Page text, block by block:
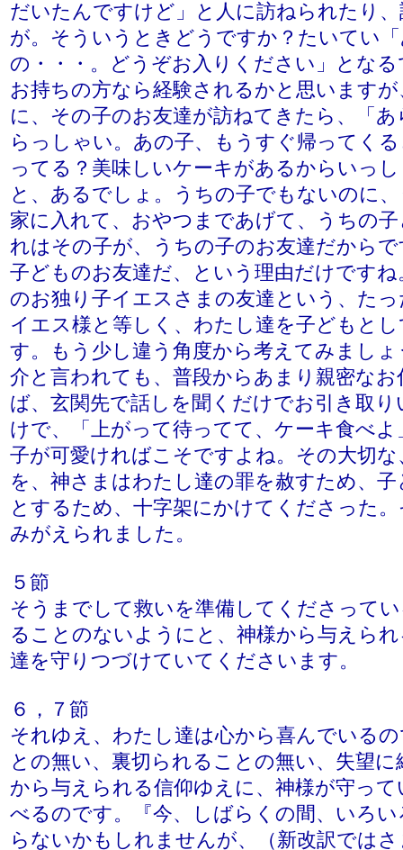
だいたんですけど」と人に訪ねられたり
が。そういうときどうですか？たいてい
の・・・。どうぞお入りください」とな
お持ちの方なら経験されるかと思います
に、その子のお友達が訪ねてきたら、「
らっしゃい。あの子、もうすぐ帰ってく
ってる？美味しいケーキがあるからいっ
と、あるでしょ。うちの子でもないのに
家に入れて、おやつまであげて、うちの
れはその子が、うちの子のお友達だから
子どものお友達だ、という理由だけです
のお独り子イエスさまの友達という、た
イエス様と等しく、わたし達を子どもと
す。もう少し違う角度から考えてみまし
介と言われても、普段からあまり親密な
ば、玄関先で話しを聞くだけでお引き取
けで、「上がって待ってて、ケーキ食べ
子が可愛ければこそですよね。その大切
を、神さまはわたし達の罪を赦すため、
とするため、十字架にかけてくださった
みがえられました。
５節
そうまでして救いを準備してくださって
ることのないようにと、神様から与えら
達を守りつづけていてくださいます。
６，７節
それゆえ、わたし達は心から喜んでいる
との無い、裏切られることの無い、失望
から与えられる信仰ゆえに、神様が守っ
べるのです。『今、しばらくの間、いろ
らないかもしれませんが、（新改訳では